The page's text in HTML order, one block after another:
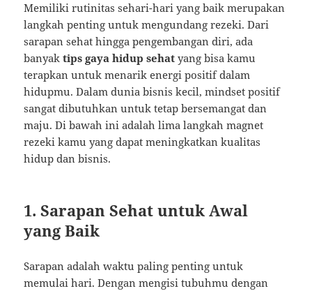
Memiliki rutinitas sehari-hari yang baik merupakan
langkah penting untuk mengundang rezeki. Dari
sarapan sehat hingga pengembangan diri, ada
banyaktips gaya hidup sehat yang bisa kamu
terapkan untuk menarik energi positif dalam
hidupmu. Dalam dunia bisnis kecil, mindset positif
sangat dibutuhkan untuk tetap bersemangat dan
maju. Di bawah ini adalah lima langkah magnet
rezeki kamu yang dapat meningkatkan kualitas
hidup dan bisnis.
1. Sarapan Sehat untuk Awal
yang Baik
Sarapan adalah waktu paling penting untuk
memulai hari. Dengan mengisi tubuhmu dengan